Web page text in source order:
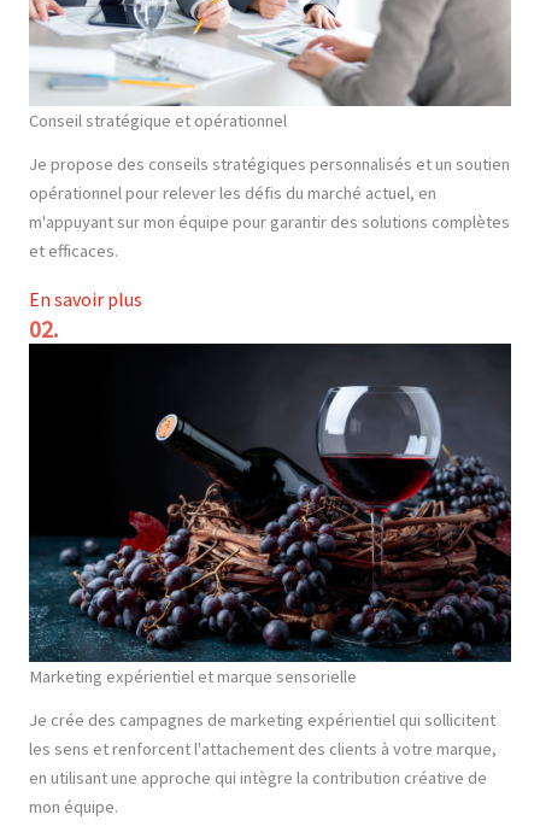
Conseil stratégique et opérationnel
Je propose des conseils stratégiques personnalisés et un soutien
opérationnel pour relever les défis du marché actuel, en
m'appuyant sur mon équipe pour garantir des solutions complètes
et efficaces.
En savoir plus
02.
Marketing expérientiel et marque sensorielle
Je crée des campagnes de marketing expérientiel qui sollicitent
les sens et renforcent l'attachement des clients à votre marque,
en utilisant une approche qui intègre la contribution créative de
mon équipe.